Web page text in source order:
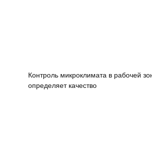
Контроль микроклимата в рабочей
определяет качество